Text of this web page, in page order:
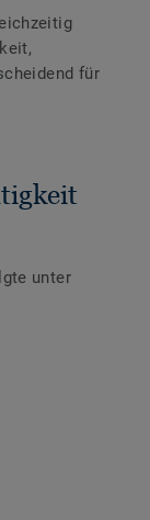
für
unter